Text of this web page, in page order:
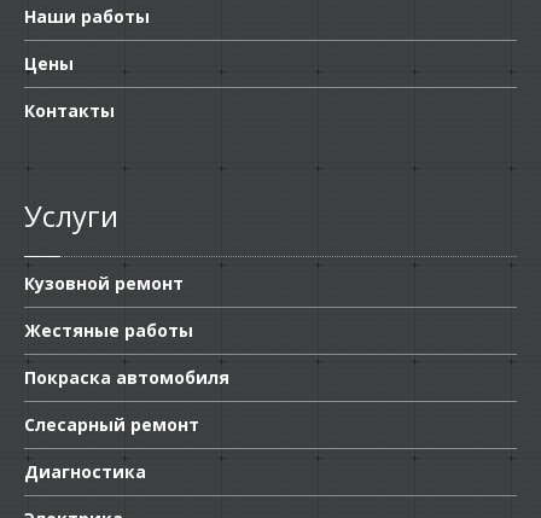
Наши работы
Цены
Контакты
Услуги
Кузовной ремонт
Жестяные работы
Покраска автомобиля
Слесарный ремонт
Диагностика